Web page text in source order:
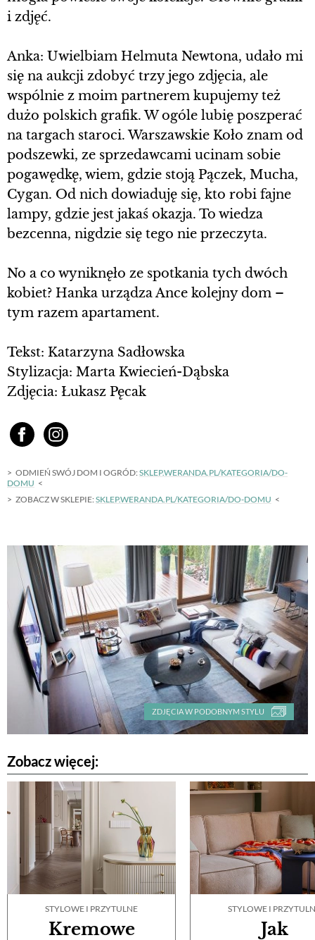
i zdjęć.
Anka: Uwielbiam Helmuta Newtona, udało mi
się na aukcji zdobyć trzy jego zdjęcia, ale
wspólnie z moim partnerem kupujemy też
dużo polskich grafik. W ogóle lubię poszperać
na targach staroci. Warszawskie Koło znam od
podszewki, ze sprzedawcami ucinam sobie
pogawędkę, wiem, gdzie stoją Pączek, Mucha,
Cygan. Od nich dowiaduję się, kto robi fajne
lampy, gdzie jest jakaś okazja. To wiedza
bezcenna, nigdzie się tego nie przeczyta.
No a co wyniknęło ze spotkania tych dwóch
kobiet? Hanka urządza Ance kolejny dom –
tym razem apartament.
Tekst: Katarzyna Sadłowska
Stylizacja: Marta Kwiecień-Dąbska
Zdjęcia: Łukasz Pęcak
ODMIEŃ SWÓJ DOM I OGRÓD:SKLEP.WERANDA.PL/KATEGORIA/DO-
DOMU
ZOBACZ W SKLEPIE:SKLEP.WERANDA.PL/KATEGORIA/DO-DOMU
ZDJĘCIA W PODOBNYM STYLU
Zobacz więcej:
STYLOWE I PRZYTULNE
Kremowe
STYLOWE I
Jak